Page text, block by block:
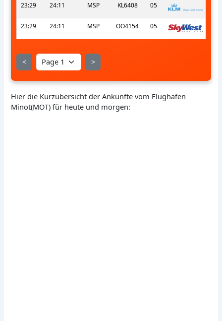
23:29 24:11 MSP KL6408 05
23:29 24:11 MSP OO4154 05
< >
Hier die Kurzübersicht der Ankünfte vom Flughafen
Minot(MOT) für heute und morgen: